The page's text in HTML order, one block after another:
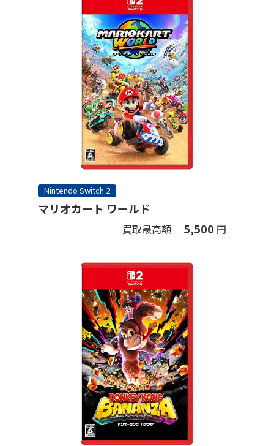
Nintendo Switch 2
マリオカート ワールド
買取最高額 5,500 円